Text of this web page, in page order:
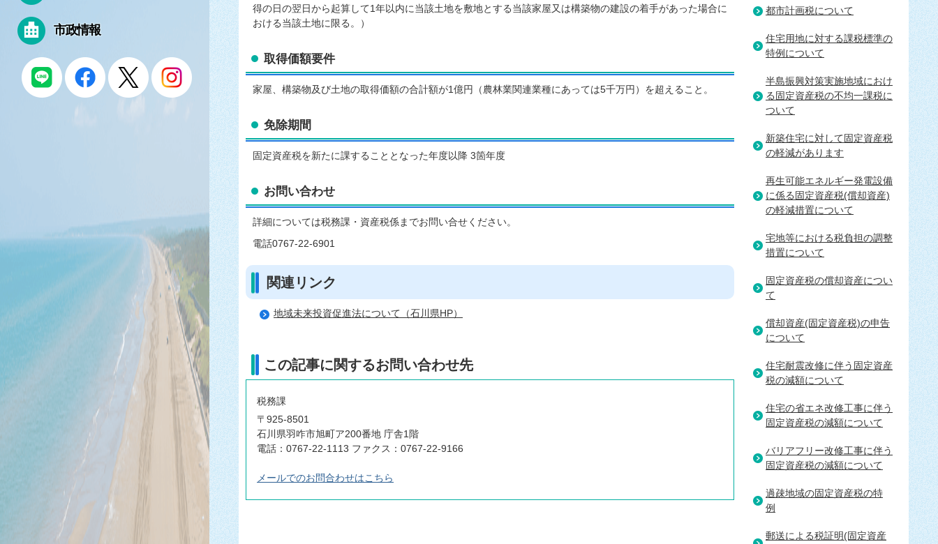
市政情報
得の日の翌日から起算して1年以内に当該土地を敷地とする当該家屋又は構築物の建設の着手があった場合に
おける当該土地に限る。）
取得価額要件
家屋、構築物及び土地の取得価額の合計額が1億円（農林業関連業種にあっては5千万円）を超えること。
免除期間
固定資産税を新たに課することとなった年度以降 3箇年度
お問い合わせ
詳細については税務課・資産税係までお問い合せください。
電話0767-22-6901
関連リンク
地域未来投資促進法について（石川県HP）
この記事に関するお問い合わせ先
税務課
〒925-8501
石川県羽咋市旭町ア200番地 庁舎1階
電話：0767-22-1113 ファクス：0767-22-9166
メールでのお問合わせはこちら
都市計画税について
住宅用地に対する課税標準の
特例について
半島振興対策実施地域におけ
る固定資産税の不均一課税に
ついて
新築住宅に対して固定資産税
の軽減があります
再生可能エネルギー発電設備
に係る固定資産税(償却資産)
の軽減措置について
宅地等における税負担の調整
措置について
固定資産税の償却資産につい
て
償却資産(固定資産税)の申告
について
住宅耐震改修に伴う固定資産
税の減額について
住宅の省エネ改修工事に伴う
固定資産税の減額について
バリアフリー改修工事に伴う
固定資産税の減額について
過疎地域の固定資産税の特
例
郵送による税証明(固定資産